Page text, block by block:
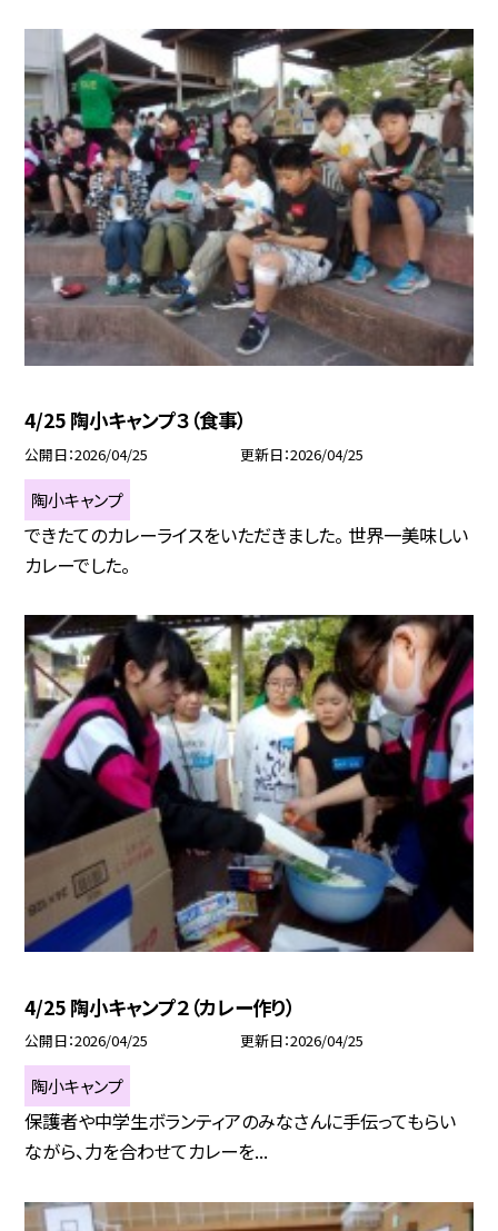
4/25 陶小キャンプ３（食事）
公開日 2026/04/25 更新日 2026/04/25
陶小キャンプ
できたてのカレーライスをいただきました。 世界一美味しい
カレーでした。
4/25 陶小キャンプ２（カレー作り）
公開日 2026/04/25 更新日 2026/04/25
陶小キャンプ
保護者や中学生ボランティアのみなさんに手伝ってもらい
ながら、力を合わせてカレーを...